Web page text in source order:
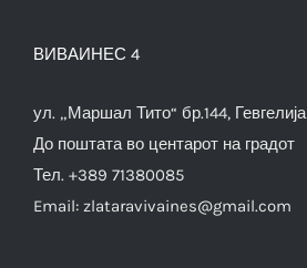
ВИВАИНЕС 4
ул. „Маршал Тито“ бр.144, Гевгелија
До поштата во центарот на градот
Тел. +389 71380085
Email: zlataravivaines@gmail.com